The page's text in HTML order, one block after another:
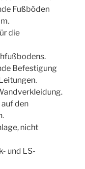
Fußböden
die
Befestigung
den
nicht
und LS-